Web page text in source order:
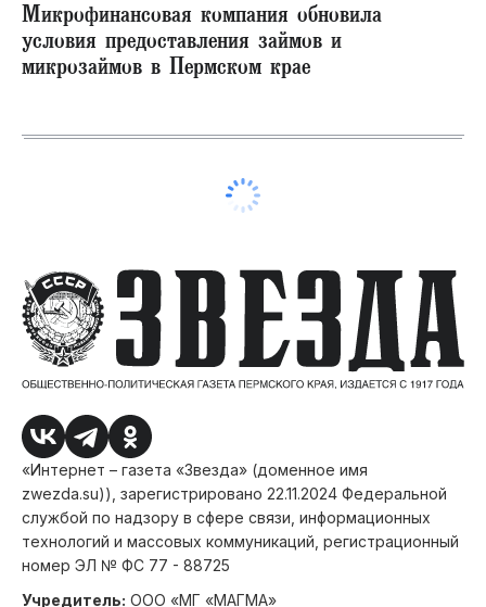
Микрофинансовая компания обновила
условия предоставления займов и
микрозаймов в Пермском крае
«Интернет – газета «Звезда» (доменное имя
zwezda.su)), зарегистрировано 22.11.2024 Федеральной
службой по надзору в сфере связи, информационных
технологий и массовых коммуникаций, регистрационный
номер ЭЛ № ФС 77 - 88725
Учредитель: ООО «МГ «МАГМА»